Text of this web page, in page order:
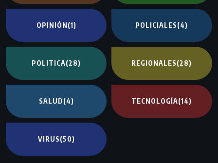
OPINIÓN(1) POLICIALES(4)
POLITICA(28) REGIONALES(28)
SALUD(4) TECNOLOGÍA(14)
VIRUS(50)